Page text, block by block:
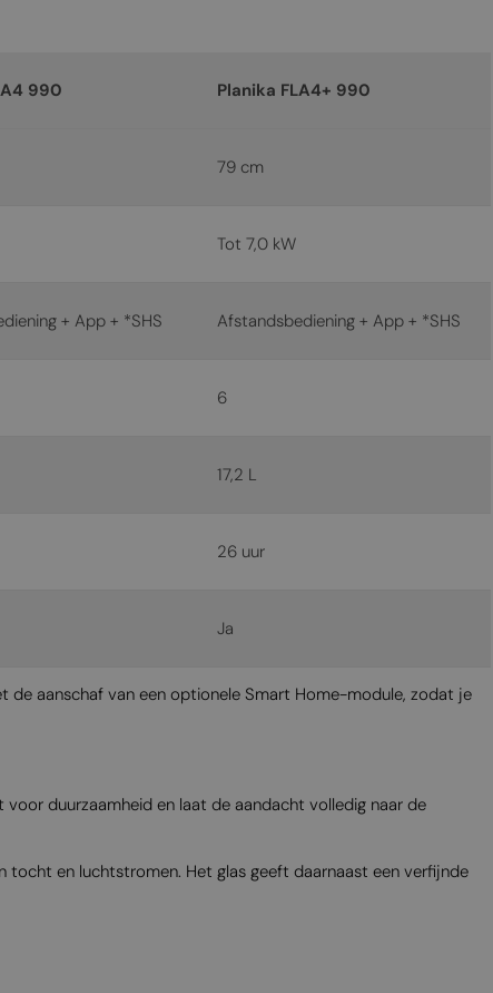
990 Planika FLA4+ 990
79 cm
Tot 7,0 kW
+ App + *SHS Afstandsbediening + App + *SHS
6
17,2 L
26 uur
Ja
de aanschaf van een optionele Smart Home-module, zodat je
duurzaamheid en laat de aandacht volledig naar de
en luchtstromen. Het glas geeft daarnaast een verfijnde